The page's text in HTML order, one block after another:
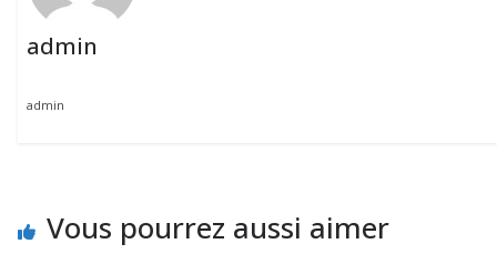
admin
admin
Vous pourrez aussi aimer